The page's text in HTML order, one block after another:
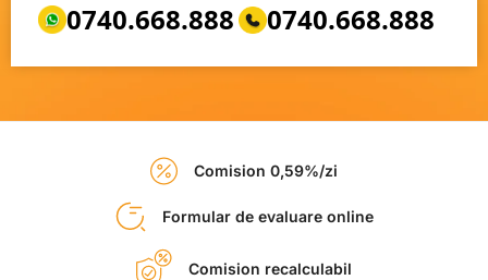
0740.668.888 0740.668.888
Comision 0,59%/zi
Formular de evaluare online
Comision recalculabil